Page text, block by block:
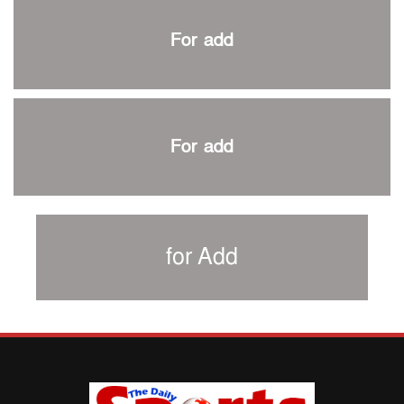
শান্ত-মুমিনুলদের ব্যাটে প্রথম দিন বাংলাদেশের
প্রচার বিমুখ এক ক্রীড়া অন্তপ্রাণ সংগঠক
নতুন সভাপতি পাচ্ছে ক্রিকেটের আইন প্রণয়নকারী সংস্থা এমসিসি
সাফের হ্যাটট্রিক মিশনে থাইল্যান্ডের পথে আফঈদারা
বায়ার্নকে বিদায় করে ফাইনালে পিএসজি
আগামী বছর থেকে শিক্ষাক্ষেত্রে খেলাধুলা বাধ্যতামূলক করা হবে:
পাকিস্তানের বিপক্ষে টেস্টের আগে বাংলাদেশের প্রস্তুতি নিয়ে
For add
For add
for Add